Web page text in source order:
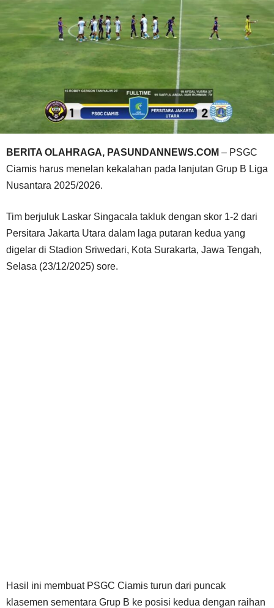
BERITA OLAHRAGA, PASUNDANNEWS.COM – PSGC
Ciamis harus menelan kekalahan pada lanjutan Grup B Liga
Nusantara 2025/2026.
Tim berjuluk Laskar Singacala takluk dengan skor 1-2 dari
Persitara Jakarta Utara dalam laga putaran kedua yang
digelar di Stadion Sriwedari, Kota Surakarta, Jawa Tengah,
Selasa (23/12/2025) sore.
Hasil ini membuat PSGC Ciamis turun dari puncak
klasemen sementara Grup B ke posisi kedua dengan raihan